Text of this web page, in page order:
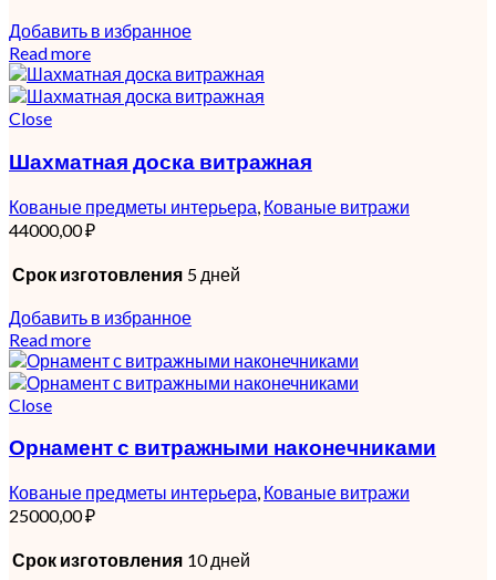
Добавить в избранное
Read more
Close
Шахматная доска витражная
Кованые предметы интерьера Кованые витражи
44000,00₽
Срок изготовления 5 дней
Добавить в избранное
Read more
Close
Орнамент с витражными наконечниками
Кованые предметы интерьера, Кованые витражи
25000,00₽
Срок изготовления 10 дней